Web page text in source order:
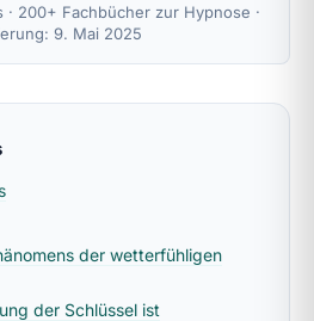
· 200+ Fachbücher zur Hypnose ·
9. Mai 2025
der wetterfühligen
der Schlüssel ist